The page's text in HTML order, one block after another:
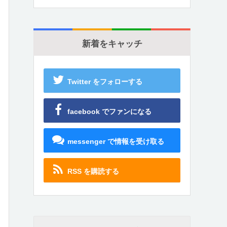
新着をキャッチ
Twitter をフォローする
facebook でファンになる
messenger で情報を受け取る
RSS を購読する